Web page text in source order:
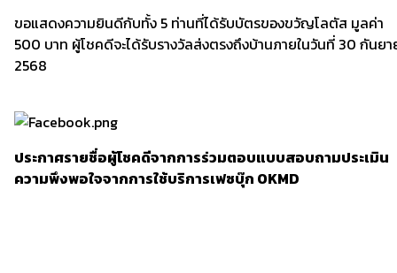
ขอแสดงความยินดีกับทั้ง 5 ท่านที่ได้รับบัตรของขวัญโลตัส มูลค่า
500 บาท ผู้โชคดีจะได้รับรางวัลส่งตรงถึงบ้านภายในวันที่ 30 กันย
2568
ประกาศรายชื่อผู้โชคดีจากการร่วมตอบแบบสอบถามประเมิน
ความพึงพอใจจากการใช้บริการเฟซบุ๊ก OKMD